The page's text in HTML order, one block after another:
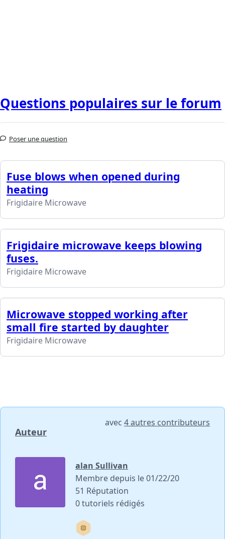
Questions populaires sur le forum
Poser une question
Fuse blows when opened during
heating
Frigidaire Microwave
Frigidaire microwave keeps blowing
fuses.
Frigidaire Microwave
Microwave stopped working after
small fire started by daughter
Frigidaire Microwave
Auteur
avec 4 autres contributeurs
alan Sullivan
Membre depuis le 01/22/20
51 Réputation
0 tutoriels rédigés